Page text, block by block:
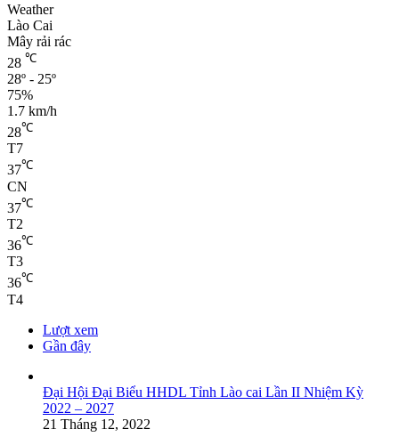
Weather
Lào Cai
Mây rải rác
28 ℃
28º - 25º
75%
1.7 km/h
28℃
T7
37℃
CN
37℃
T2
36℃
T3
36℃
T4
Lượt xem
Gần đây
Đại Hội Đại Biểu HHDL Tỉnh Lào cai Lần II Nhiệm Kỳ
2022 – 2027
21 Tháng 12, 2022